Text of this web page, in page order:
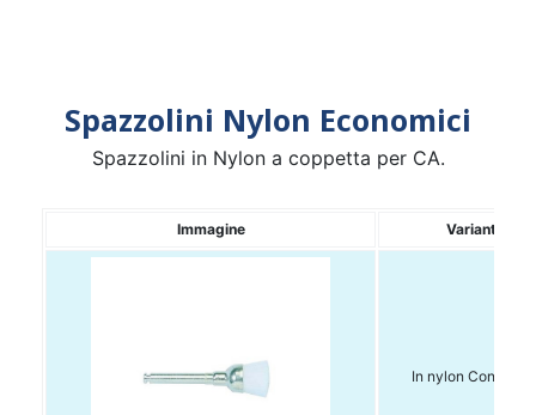
Spazzolini Nylon Economici
Spazzolini in Nylon a coppetta per CA.
Immagine Variante
In nylon Conf.